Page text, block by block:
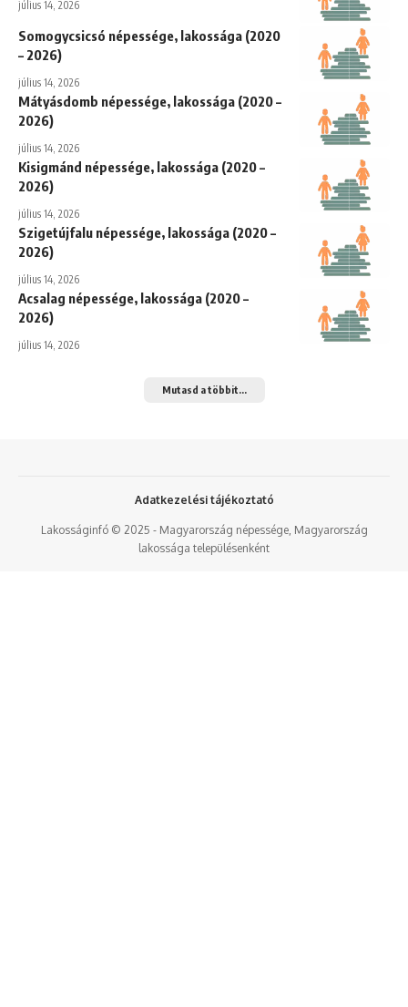
július 14, 2026
Somogycsicsó népessége, lakossága (2020
– 2026)
július 14, 2026
Mátyásdomb népessége, lakossága (2020 –
2026)
július 14, 2026
Kisigmánd népessége, lakossága (2020 –
2026)
július 14, 2026
Szigetújfalu népessége, lakossága (2020 –
2026)
július 14, 2026
Acsalag népessége, lakossága (2020 –
2026)
július 14, 2026
Mutasd a többit...
Lakosságinfó © 2025 - Magyarország népessége, Magyarország
lakossága településenként
Adatkezelési tájékoztató